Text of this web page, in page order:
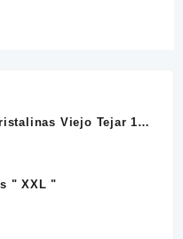
Viejo Tejar 12
" XXL "